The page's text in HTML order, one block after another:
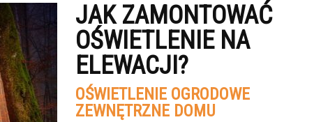
JAK ZAMONTOWAĆ
OŚWIETLENIE NA
ELEWACJI?
OŚWIETLENIE OGRODOWE
ZEWNĘTRZNE DOMU